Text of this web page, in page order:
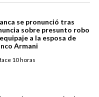
se pronunció tras
sobre presunto robo
a la esposa de
Armani
10 horas